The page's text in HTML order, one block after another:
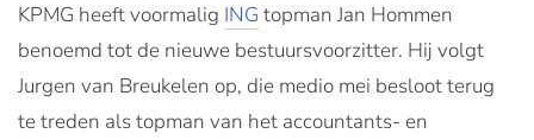
KPMG heeft voormalig ING topman Jan Hommen
benoemd tot de nieuwe bestuursvoorzitter. Hij volgt
Jurgen van Breukelen op, die medio mei besloot terug
te treden als topman van het accountants- en